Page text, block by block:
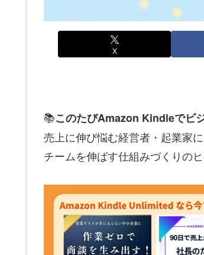
X
📚このたびAmazon Kindleでビ
売上に伸び悩む経営者・起業家
チームを伸ばす仕組みづくりの